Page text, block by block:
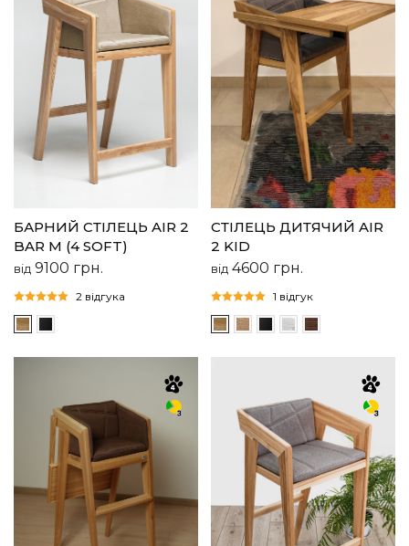
БАРНИЙ СТІЛЕЦЬ AIR 2
BAR M (4 SOFT)
від 9100 грн.
2 відгука
CТІЛЕЦЬ ДИТЯЧИЙ AIR
2 KID
від 4600 грн.
1 відгук